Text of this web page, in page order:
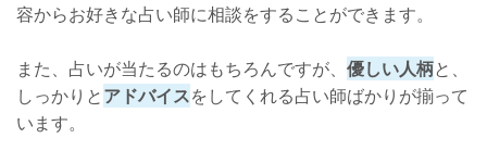
容からお好きな占い師に相談をすることができます。
また、占いが当たるのはもちろんですが、 優しい人柄と、
しっかりとアドバイスをしてくれる占い師ばかりが揃って
います。